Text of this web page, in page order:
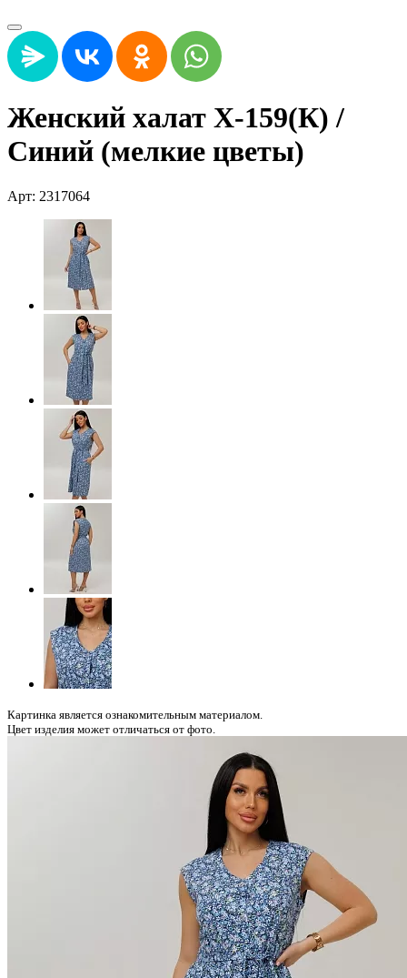
Женский халат Х-159(К) /
Синий (мелкие цветы)
Арт: 2317064
Картинка является ознакомительным материалом.
Цвет изделия может отличаться от фото.